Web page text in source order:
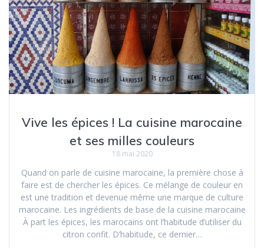
Vive les épices ! La cuisine marocaine
et ses milles couleurs
18 mai 2020
Quand on parle de cuisine marocaine, la première chose à
faire est de chercher les épices. Ce mélange de couleur en
est une tradition et devenue même une marque de culture
marocaine. Les ingrédients de base de la cuisine marocaine
À part les épices, les marocains ont l’habitude d’utiliser du
citron confit. D’habitude, ce dernier…